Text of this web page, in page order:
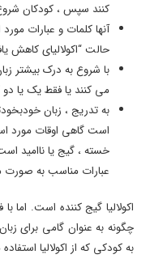
کنند سپس ، کودکان
آنها کلمات و عبارات
حالت “اکولالیای کاهش
با شروع به درک بیشتر
می کنند یا فقط یک یا دو
به تدریج ، زبان
است گاهی اوقات مورد
خسته ، گیج یا ناامید
عبارات مناسب به صورت
اکولالیا گیج کننده است. اما
چگونه به عنوان گامی برای
به کودکی که از اکولالیا